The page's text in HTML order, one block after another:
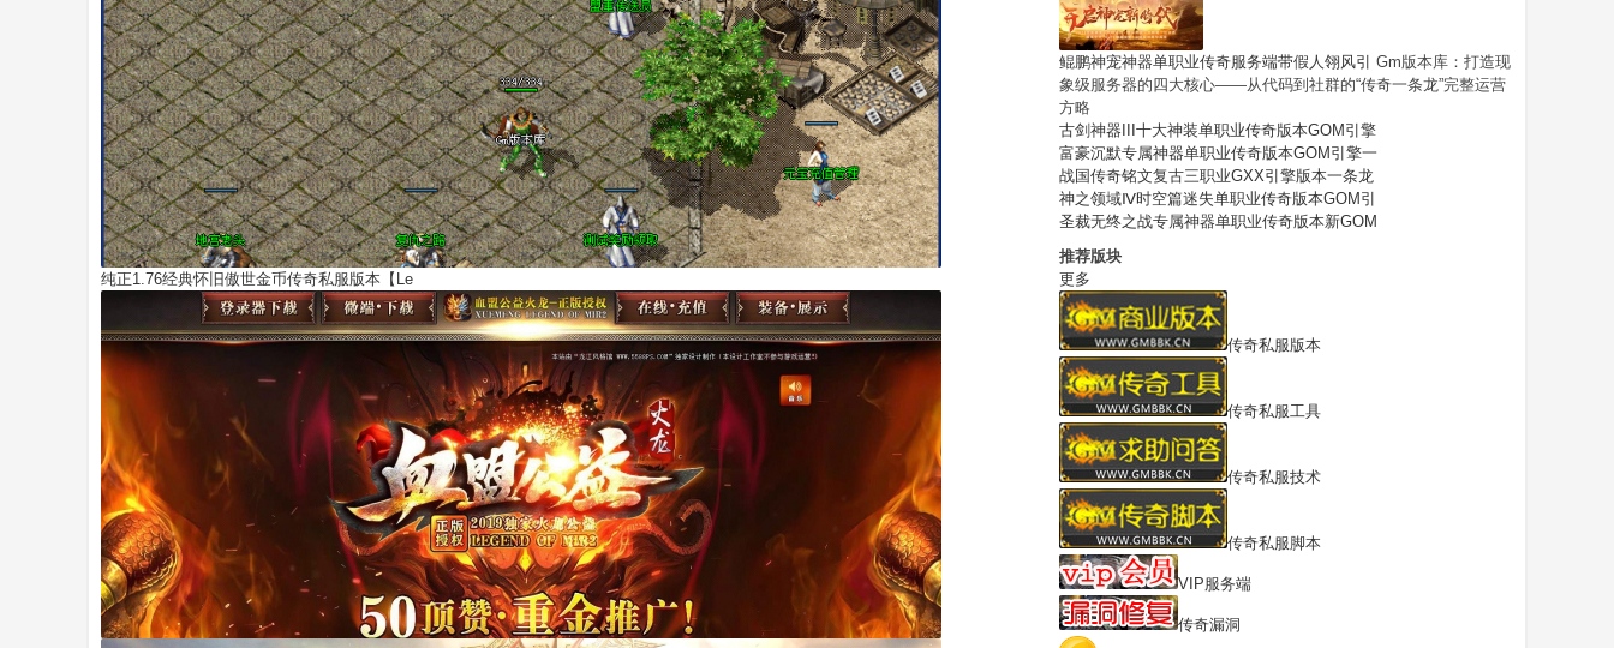
1.80金币合击原始传奇私服发布网推荐版【Bl
鲲鹏神宠神器单职业传奇服务端带假人翎风引
Gm版本库：打造现
象级服务器的四大核心——从代码到社群的“传奇一条龙”完整运营
方略
古剑神器III十大神装单职业传奇版本GOM引擎
富豪沉默专属神器单职业传奇版本GOM引擎一
战国传奇铭文复古三职业GXX引擎版本一条龙
神之领域Ⅳ时空篇迷失单职业传奇版本GOM引
圣裁无终之战专属神器单职业传奇版本新GOM
推荐版块
更多
传奇私服版本
传奇私服工具
传奇私服技术
传奇私服脚本
VIP服务端
传奇漏洞